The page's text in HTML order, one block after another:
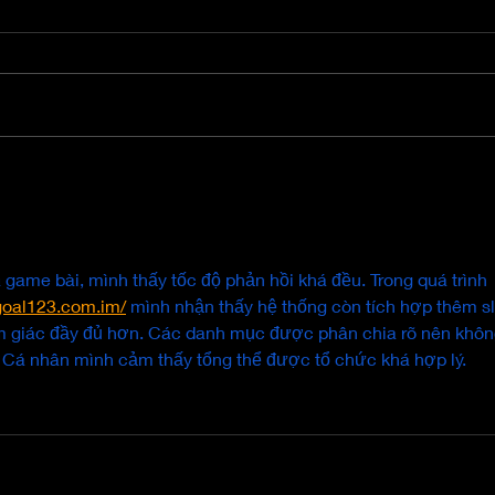
bài, mình thấy tốc độ phản hồi khá đều. Trong quá trình
mình nhận thấy hệ thống còn tích hợp thêm
giác đầy đủ hơn. Các danh mục được phân chia rõ nên
nhân mình cảm thấy tổng thể được tổ chức khá hợp lý.